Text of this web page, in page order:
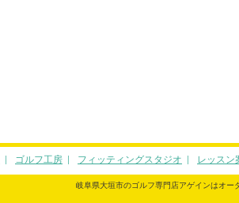
ゴルフ工房 フィッティングスタジオ レッスン
岐阜県大垣市のゴルフ専門店アゲインはオー